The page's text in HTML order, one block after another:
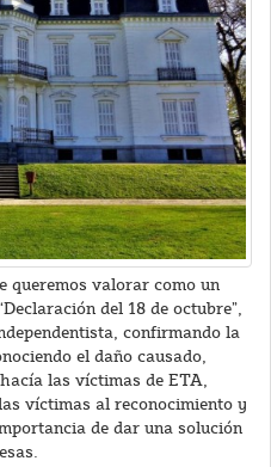
queremos valorar como un
del 18 de octubre”,
confirmando la
el daño causado,
las víctimas de ETA,
víctimas al reconocimiento y
de dar una solución